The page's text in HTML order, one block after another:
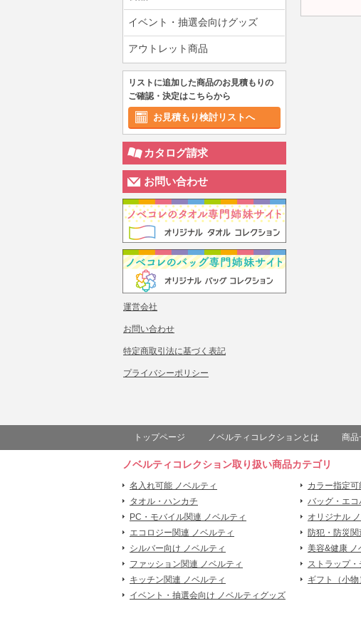
イベント・抽選会向けグッズ
アウトレット商品
リストに追加した商品のお見積もりの
ご確認・決定はこちらから
お見積もり検討リストへ
カタログ請求
お問い合わせ
運営会社
お問い合わせ
特定商取引法に基づく表記
プライバシーポリシー
トップページ ノベルティコレクションとは 商品
ノベルティコレクション取り扱い商品カテゴリ
名入れ可能 ノベルティ カラー指定可
タオル・ハンカチ
バッグ・エコ
PC・モバイル関連 ノベルティ
オリジナル
エコロジー関連 ノベルティ
防犯・防災
シルバー向け ノベルティ
美容&健康 ノ
ファッション関連 ノベルティ
ストラップ
キッチン関連 ノベルティ
ギフト（小物
イベント・抽選会向け ノベルティグッズ